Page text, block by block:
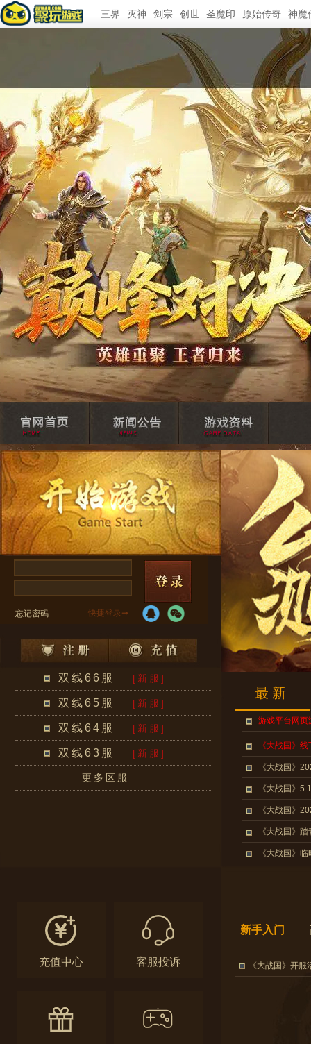
三界 灭神 剑宗 创世 圣魔印 原始传奇 神魔
双线66服 [新服]
双线65服 [新服]
双线64服 [新服]
双线63服 [新服]
更多区服
充值中心 客服投诉
最新
游戏平台网页
《大战国》
《大战国》
《大战国》
《大战国》
《大战国》
《大战国》
新手入门
《大战国》开服